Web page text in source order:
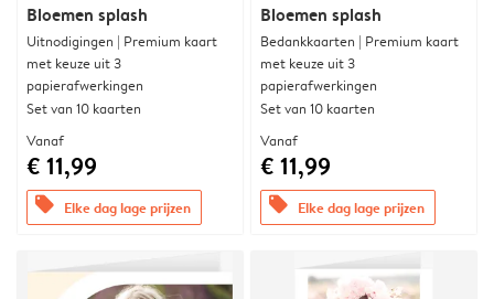
Bloemen splash
Uitnodigingen | Premium kaart
met keuze uit 3
papierafwerkingen
Set van 10 kaarten
Vanaf
€ 11,99
offers Elke dag lage prijzen
Bloemen splash
Bedankkaarten | Premium kaart
met keuze uit 3
papierafwerkingen
Set van 10 kaarten
Vanaf
€ 11,99
offers Elke dag lage prijzen